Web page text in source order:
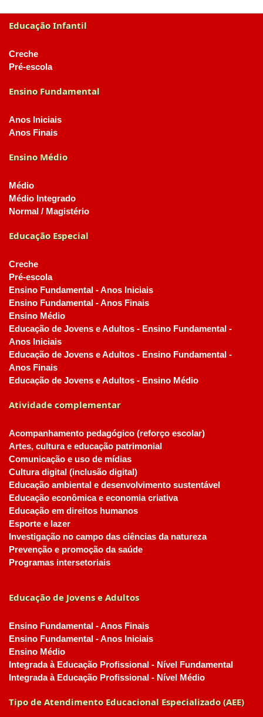
Educação Infantil
Creche
Pré-escola
Ensino Fundamental
Anos Iniciais
Anos Finais
Ensino Médio
Médio
Médio Integrado
Normal / Magistério
Educação Especial
Creche
Pré-escola
Ensino Fundamental - Anos Iniciais
Ensino Fundamental - Anos Finais
Ensino Médio
Educação de Jovens e Adultos - Ensino Fundamental -
Anos Iniciais
Educação de Jovens e Adultos - Ensino Fundamental -
Anos Finais
Educação de Jovens e Adultos - Ensino Médio
Atividade complementar
Acompanhamento pedagógico (reforço escolar)
Artes, cultura e educação patrimonial
Comunicação e uso de mídias
Cultura digital (inclusão digital)
Educação ambiental e desenvolvimento sustentável
Educação econômica e economia criativa
Educação em direitos humanos
Esporte e lazer
Investigação no campo das ciências da natureza
Prevenção e promoção da saúde
Programas intersetoriais
Educação de Jovens e Adultos
Ensino Fundamental - Anos Finais
Ensino Fundamental - Anos Iniciais
Ensino Médio
Integrada à Educação Profissional - Nível Fundamental
Integrada à Educação Profissional - Nível Médio
Tipo de Atendimento Educacional Especializado (AEE)